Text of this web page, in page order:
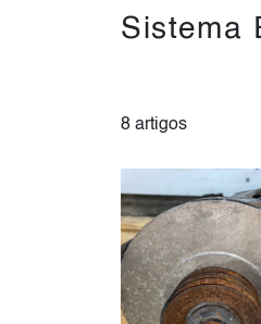
Sistema
8 artigos